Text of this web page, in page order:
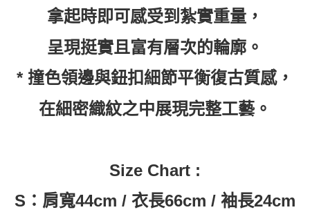
結帳頁面，進行簡訊認證並確認金額後，即可完成結帳。
３．收到繳費通知簡訊後14天內，點擊此簡訊中的連結，可透過四大超商／
ATM／網路銀行／等多元方式進行付款，方視為交易完成。
購買商品的店家。未經商家同意取消之訂單仍視為有效，需透過AFTEE先享
※ 交易是否成功請以「AFTEE先享後付 」之結帳頁面顯示為準，若有關於
是否繳費成功／繳費後需取消欲退款等相關疑問，請聯繫「AFTEE先享後付
１．透過由恩沛科技股份有限公司提供之「AFTEE先享後付」服務完成之交
易，需依本服務之必要範圍內提供個人資料，並將交易相關給付款項請求債
權轉讓予恩沛科技股份有限公司。
２．關於個人資料處理事宜，請瀏覽以下網址：
付款後全家取貨
7-11取貨付款
每筆NT$60，滿NT$399(含以上)免運費
付款後7-11取貨
每筆NT$150，滿NT$6,000(含以上)免運費
付款後門市自取
免運費
拿起時即可感受到紮實重量，
呈現挺實且富有層次的輪廓。
* 撞色領邊與鈕扣細節平衡復古質感，
在細密織紋之中展現完整工藝。
Size Chart :
S：肩寬44cm / 衣長66cm / 袖長24cm